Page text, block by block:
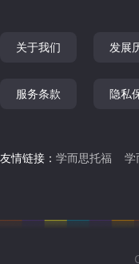
关于我们 发展
服务条款
隐私
友情链接： 学而思托福 学